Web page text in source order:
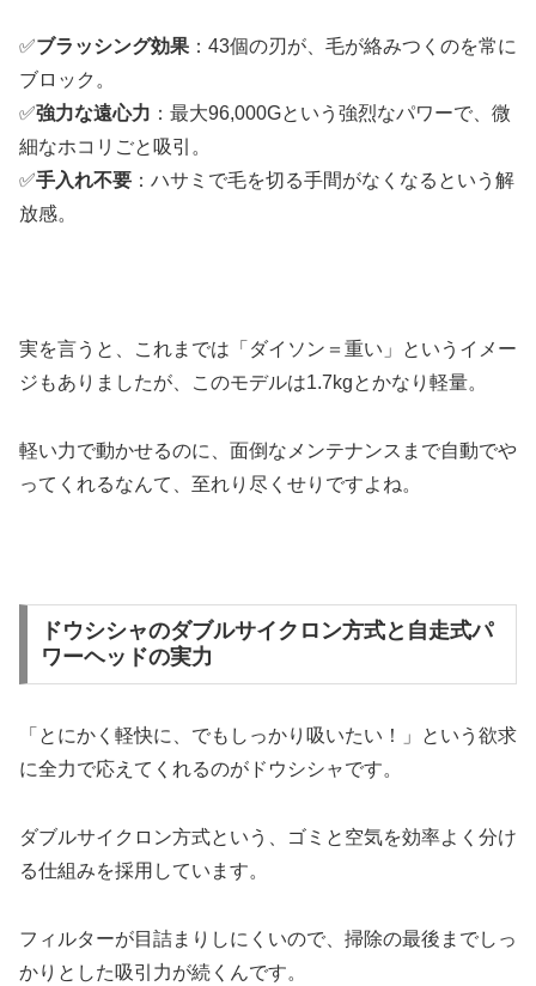
✅ブラッシング効果 ：43個の刃が、毛が絡みつくのを常に
ブロック。
✅強力な遠心力 ：最大96,000Gという強烈なパワーで、微
細なホコリごと吸引。
✅手入れ不要 ：ハサミで毛を切る手間がなくなるという解
放感。
実を言うと、これまでは「ダイソン＝重い」というイメー
ジもありましたが、このモデルは1.7kgとかなり軽量。
軽い力で動かせるのに、面倒なメンテナンスまで自動でや
ってくれるなんて、至れり尽くせりですよね。
ドウシシャのダブルサイクロン方式と自走式パ
ワーヘッドの実力
「とにかく軽快に、でもしっかり吸いたい！」という欲求
に全力で応えてくれるのがドウシシャです。
ダブルサイクロン方式という、ゴミと空気を効率よく分け
る仕組みを採用しています。
フィルターが目詰まりしにくいので、掃除の最後までしっ
かりとした吸引力が続くんです。